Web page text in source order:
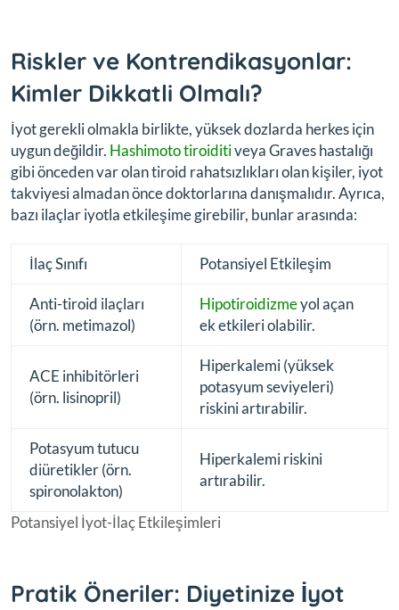
Riskler ve Kontrendikasyonlar:
Kimler Dikkatli Olmalı?
İyot gerekli olmakla birlikte, yüksek dozlarda herkes için
uygun değildir. Hashimoto tiroiditiveya Graves hastalığı
gibi önceden var olan tiroid rahatsızlıkları olan kişiler, iyot
takviyesi almadan önce doktorlarına danışmalıdır. Ayrıca,
bazı ilaçlar iyotla etkileşime girebilir, bunlar arasında:
Potansiyel İyot-İlaç Etkileşimleri
İlaç Sınıfı Potansiyel Etkileşim
Anti-tiroid ilaçları
(örn. metimazol)
Hipotiroidizmeyol açan
ek etkileri olabilir.
ACE inhibitörleri
(örn. lisinopril)
Hiperkalemi (yüksek
potasyum seviyeleri)
riskini artırabilir.
Potasyum tutucu
diüretikler (örn.
spironolakton)
Hiperkalemi riskini
artırabilir.
Pratik Öneriler: Diyetinize İyot